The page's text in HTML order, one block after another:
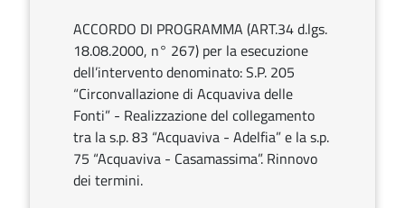
ACCORDO DI PROGRAMMA (ART.34 d.lgs.
18.08.2000, n° 267) per la esecuzione
dell’intervento denominato: S.P. 205
“Circonvallazione di Acquaviva delle
Fonti” - Realizzazione del collegamento
tra la s.p. 83 “Acquaviva - Adelfia” e la s.p.
75 “Acquaviva - Casamassima”. Rinnovo
dei termini.